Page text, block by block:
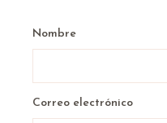
Nombre
Correo electrónico